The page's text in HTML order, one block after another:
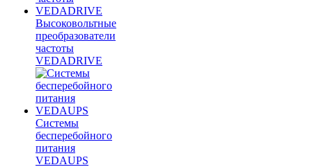
Высоковольтные
преобразователи
частоты
VEDADRIVE
Системы
бесперебойного
питания
VEDAUPS